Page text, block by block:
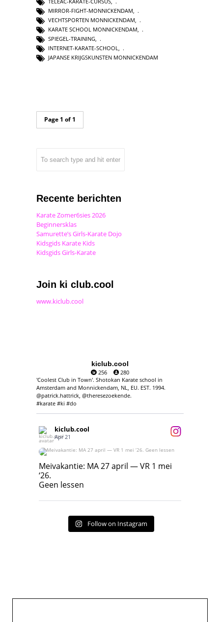
MIRROR-FIGHT-MONNICKENDAM
VECHTSPORTEN MONNICKENDAM
KARATE SCHOOL MONNICKENDAM
SPIEGEL-TRAINING
INTERNET-KARATE-SCHOOL,
JAPANSE KRIJGSKUNSTEN MONNICKENDAM
Page 1 of 1
Recente berichten
Karate Zomer6sies 2026
Beginnersklas
Samurette’s Girls-Karate Dojo
Kidsgids Karate Kids
Kidsgids Girls-Karate
Join ki club.cool
www.kiclub.cool
kiclub.cool
256
280
'Coolest Club in Town'. Shotokan Karate school in
Amsterdam and Monnickendam, NL, EU. EST. 1994.
@patrick.hattrick, @theresezoekende.
#karate #ki #do
kiclub.cool
Apr 21
Meivakantie: MA 27 april — VR 1 mei ‘26.
Geen lessen
Meivakantie: MA 27 april — VR 1 mei
‘26.
Geen lessen
Follow on Instagram